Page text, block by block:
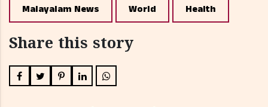
Malayalam News World Health
Share this story